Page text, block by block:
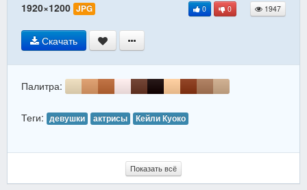
1920×1200 JPG 0 0 1947
Скачать
Палитра:
Теги: девушки актрисы Кейли Куоко
Показать всё